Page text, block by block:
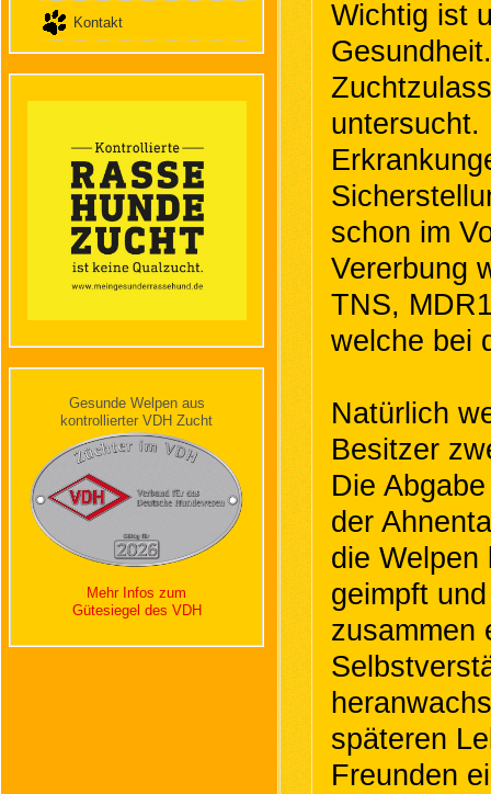
Kontakt
Gesunde Welpen aus
kontrollierter VDH Zucht
Mehr Infos zum
Gütesiegel des VDH
Wichtig ist
untersucht.
schon im
Vererbung
TNS,
welche bei
Natürlich
Besitzer
Die
der
die Welpen
geimpft
zusammen
späteren
Freunden